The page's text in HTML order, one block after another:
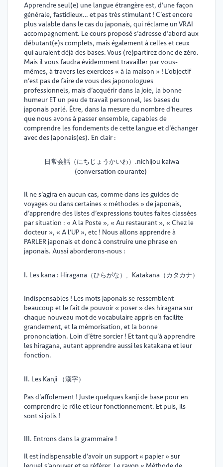
Apprendre seul(e) une langue étrangère est, d’une façon
générale, fastidieux… et pas très stimulant ! C’est encore
plus valable dans le cas du japonais, qui réclame un VRAI
accompagnement. Le cours proposé s’adresse d’abord aux
débutant(e)s complets, mais également à celles et ceux
qui auraient déjà des bases. Vous (re)partirez donc de zéro.
Mais il vous faudra évidemment travailler par vous-
mêmes, à travers les exercices « à la maison » ! L’objectif
n’est pas de faire de vous des japonologues
professionnels, mais d’acquérir dans la joie, la bonne
humeur ET un peu de travail personnel, les bases du
japonais parlé. Être, dans la mesure du nombre d’heures
que nous avons à passer ensemble, capables de
comprendre les fondements de cette langue et d’échanger
avec des Japonais(es). En clair :
日常会話（にちじょうかいわ）
nichijou kaiwa
(conversation courante)
Il ne s’agira en aucun cas, comme dans les guides de
voyages ou dans certaines « méthodes » de japonais,
d’apprendre des listes d’expressions toutes faites classées
par situation : « A la Poste », « Au restaurant », « Chez le
docteur », « A l’UP », etc ! Nous allons apprendre à
PARLER japonais et donc à construire une phrase en
japonais. Aussi aborderons-nous :
I. Les kana : Hiragana （ひらがな） Katakana （カタカナ）
Indispensables ! Les mots japonais se ressemblent
beaucoup et le fait de pouvoir « poser » des hiragana sur
chaque nouveau mot de vocabulaire appris en facilite
grandement, et la mémorisation, et la bonne
prononciation. Loin d’être sorcier ! Et tant qu’à apprendre
les hiragana, autant apprendre aussi les katakana et leur
fonction.
II. Les Kanji （漢字）
Pas d’affolement ! Juste quelques kanji de base pour en
comprendre le rôle et leur fonctionnement. Et puis, ils
sont si jolis !
III. Entrons dans la grammaire !
Il est indispensable d’avoir un support « papier » sur